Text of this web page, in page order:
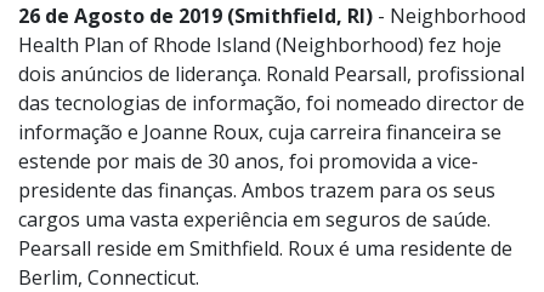
26 de Agosto de 2019 (Smithfield, RI) - Neighborhood
Health Plan of Rhode Island (Neighborhood) fez hoje
dois anúncios de liderança. Ronald Pearsall, profissional
das tecnologias de informação, foi nomeado director de
informação e Joanne Roux, cuja carreira financeira se
estende por mais de 30 anos, foi promovida a vice-
presidente das finanças. Ambos trazem para os seus
cargos uma vasta experiência em seguros de saúde.
Pearsall reside em Smithfield. Roux é uma residente de
Berlim, Connecticut.